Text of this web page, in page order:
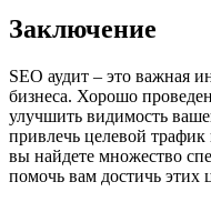
Заключение
SEO аудит – это важная
бизнеса. Хорошо
улучшить видимость
привлечь целевой
вы найдете множество
помочь вам достичь этих